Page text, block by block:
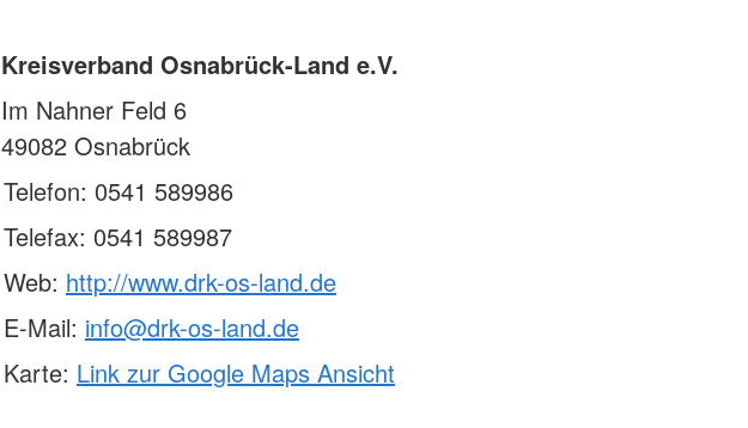
Kreisverband Osnabrück-Land e.V.
Im Nahner Feld 6
49082 Osnabrück
Telefon: 0541 589986
Telefax: 0541 589987
Web: http://www.drk-os-land.de
E-Mail: info@drk-os-land.de
Karte: Link zur Google Maps Ansicht